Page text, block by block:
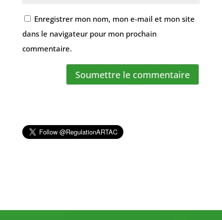
Enregistrer mon nom, mon e-mail et mon site
dans le navigateur pour mon prochain
commentaire.
Soumettre le commentaire